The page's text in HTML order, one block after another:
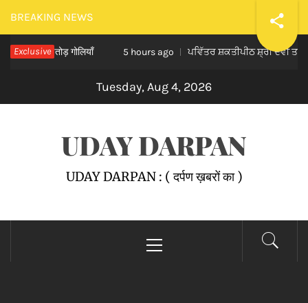
Skip
to
content
BREAKING NEWS
Exclusive
गोलियाँ 5 hours ago ਪਵਿੱਤਰ ਸ਼ਕਤੀਪੀਠ ਸ਼੍ਰੀ ਦੇਵੀ ਤਲਾਬ
Tuesday, Aug 4, 2026
UDAY DARPAN
UDAY DARPAN : ( दर्पण ख़बरों का )
Menu